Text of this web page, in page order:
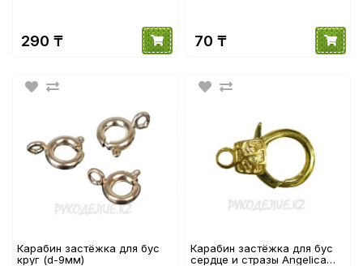
290 ₸ 70 ₸
Карабин застёжка для бус
круг (d-9мм)
Карабин застёжка для бус
сердце и стразы Angelica